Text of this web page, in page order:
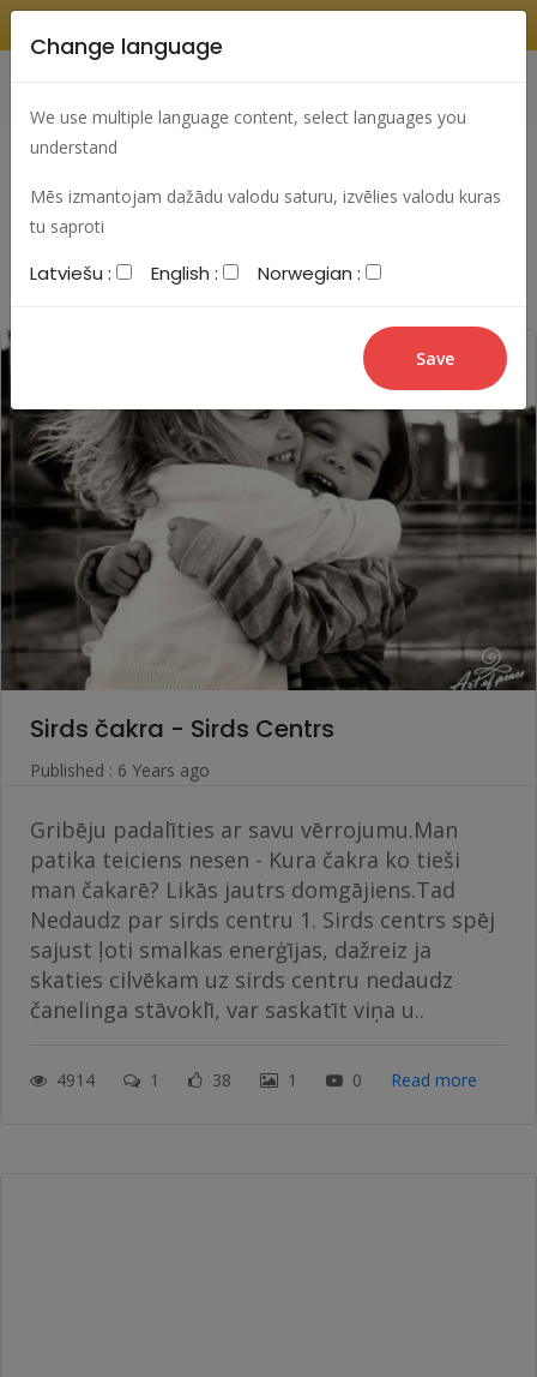
Change language
We use multiple language content, select languages you
understand
Mēs izmantojam dažādu valodu saturu, izvēlies valodu kuras
tu saproti
Latviešu : English : Norwegian :
Most viewed articles Best articles
Most commented articles
Sirds čakra - Sirds Centrs
Published : 6 Years ago
Gribēju padalīties ar savu vērrojumu.Man
patika teiciens nesen - Kura čakra ko tieši
man čakarē? Likās jautrs domgājiens.Tad
Nedaudz par sirds centru 1. Sirds centrs spēj
sajust ļoti smalkas enerģījas, dažreiz ja
skaties cilvēkam uz sirds centru nedaudz
čanelinga stāvoklī, var saskatīt viņa u..
4914 1 38 1 0 Read more